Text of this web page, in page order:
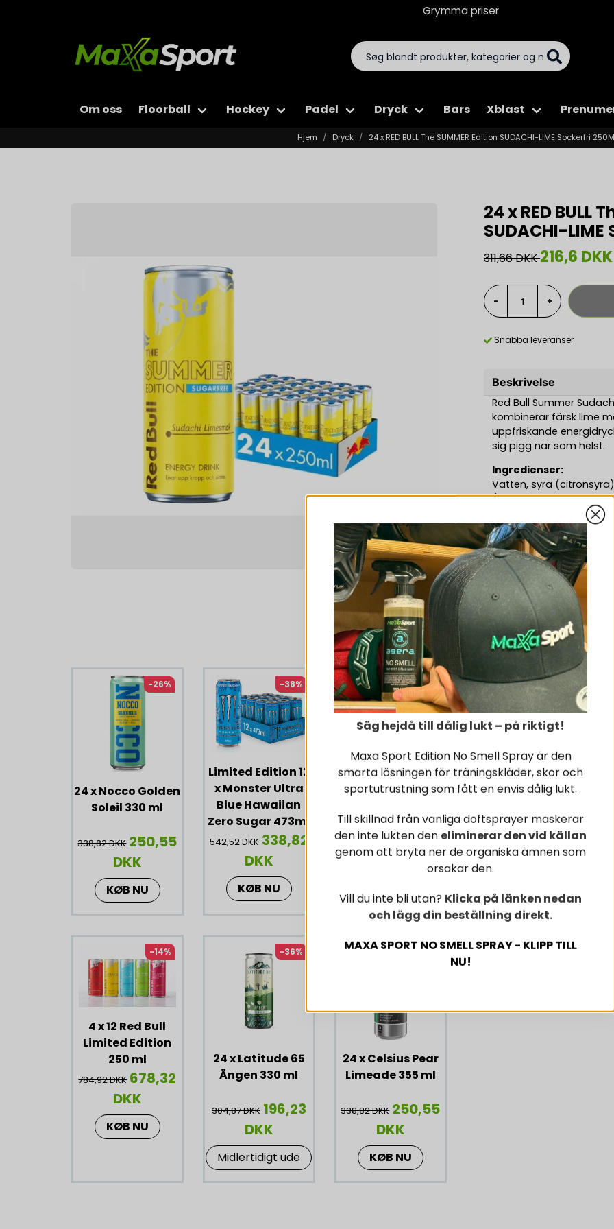
Grymma priser
Om oss Floorball Hockey Padel Dryck Bars Xblast
Hjem Dryck 24 x RED BULL The SUMMER Edition SUDACHI-LIME Sockerfri
24 x RED BULL
SUDACHI-
311,66 DKK216,6 DKK
- +
Snabba leveranser
Beskrivelse
Red Bull Summer
kombinerar färsk lime
uppfriskande
sig pigg när som helst.
Ingredienser:
Vatten, syra
(natriumcitrater),
(0,03%), vitaminer
förtjockningsmedel
OBSProdukten
gravida och ammande
ihop med alkoholhaltig
Vi rekommenderar
under dagen.
rumstemperatur eller vid
Anmeldelser (1)
Christian
-
Red Bull Dryck
24 x Nocco Golden
Soleil 330 ml
-26%
338,82 DKK 250,55
DKK
KØB NU
Limited Edition 12
x Monster Ultra
Blue Hawaiian
Zero Sugar 473ml
-38%
542,52 DKK 338,82
DKK
KØB NU
12 x Powerade
-26%
236,97 DKK 175,86
DKK
KØB NU
4 x 12 Red Bull
Limited Edition
250 ml
-14%
784,92 DKK 678,32
DKK
KØB NU
24 x Latitude 65
Ängen 330 ml
-36%
304,87 DKK 196,23
DKK
Midlertidigt ude
24 x Celsius Pear
Limeade 355 ml
-26%
338,82 DKK 250,55
DKK
KØB NU
Säg hejdå till dålig lukt – på riktigt!
Maxa Sport Edition No Smell Spray är den
smarta lösningen för träningskläder, skor och
sportutrustning som fått en envis dålig lukt.
Till skillnad från vanliga doftsprayer maskerar
den inte lukten den eliminerar den vid källan
genom att bryta ner de organiska ämnen som
orsakar den.
Vill du inte bli utan? Klicka på länken nedan
och lägg din beställning direkt.
MAXA SPORT NO SMELL SPRAY - KLIPP TILL
NU!